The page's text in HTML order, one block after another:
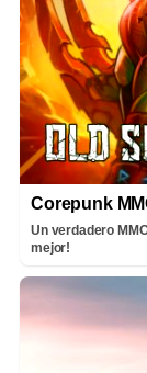
Corepunk
Un verdadero
mejor!